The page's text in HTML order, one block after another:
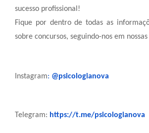
sucesso profissional!
Fique por dentro de todas as
sobre concursos, seguindo-nos em
Instagram: @psicologianova
Telegram: https://t.me/psicologianova